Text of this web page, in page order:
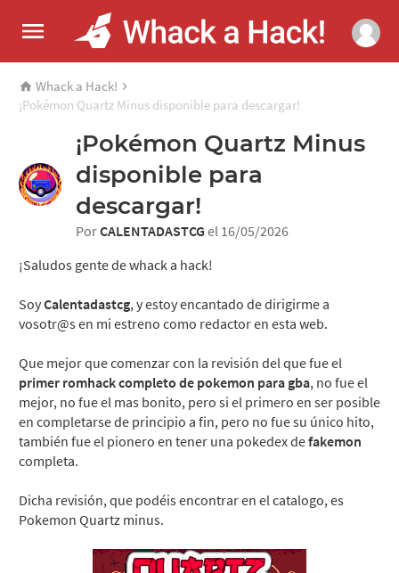
Whack a Hack!
¡Pokémon Quartz Minus disponible para descargar!
¡Pokémon Quartz Minus
disponible para
descargar!
PorCALENTADASTCG el 16/05/2026
¡Saludos gente de whack a hack!
SoyCalentadastcg, y estoy encantado de dirigirme a
vosotr@s en mi estreno como redactor en esta web.
Que mejor que comenzar con la revisión del que fue el
primer romhack completo de pokemon para gba, no fue el
mejor, no fue el mas bonito, pero si el primero en ser posible
en completarse de principio a fin, pero no fue su único hito,
también fue el pionero en tener una pokedex defakemon
completa.
Dicha revisión, que podéis encontrar en el catalogo, es
Pokemon Quartz minus.